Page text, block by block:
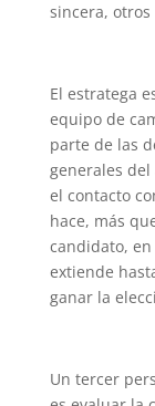
sincera,
El estratega
equipo de
parte de las
generales del
el contacto
hace, más
candidato, en
extiende
ganar la
Un tercer